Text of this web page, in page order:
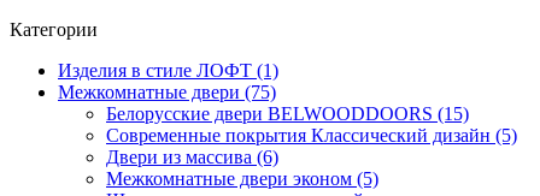
Категории
Изделия в стиле ЛОФТ (1)
Межкомнатные двери (75)
Белорусские двери BELWOODDOORS (15)
Современные покрытия Классический дизайн (5)
Двери из массива (6)
Межкомнатные двери эконом (5)